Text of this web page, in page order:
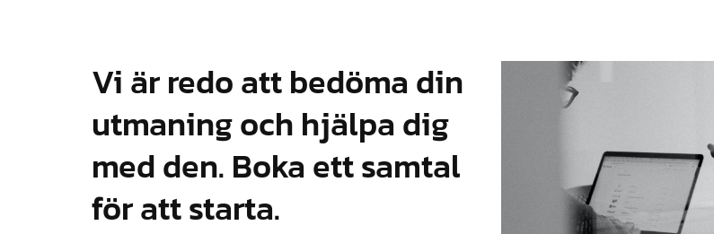
Vi är redo att bedöma din
utmaning och hjälpa dig
med den. Boka ett samtal
för att starta.